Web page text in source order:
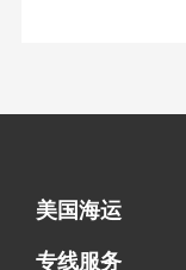
美国海运
海运拼柜
海运整柜
美国海卡
加拿大海运
专线服务